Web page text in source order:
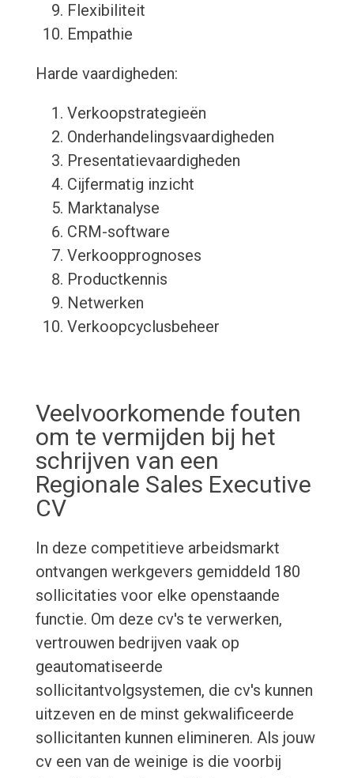
Flexibiliteit
Empathie
Harde vaardigheden:
Verkoopstrategieën
Onderhandelingsvaardigheden
Presentatievaardigheden
Cijfermatig inzicht
Marktanalyse
CRM-software
Verkoopprognoses
Productkennis
Netwerken
Verkoopcyclusbeheer
Veelvoorkomende fouten
om te vermijden bij het
schrijven van een
Regionale Sales Executive
CV
In deze competitieve arbeidsmarkt
ontvangen werkgevers gemiddeld 180
sollicitaties voor elke openstaande
functie. Om deze cv's te verwerken,
vertrouwen bedrijven vaak op
geautomatiseerde
sollicitantvolgsystemen, die cv's kunnen
uitzeven en de minst gekwalificeerde
sollicitanten kunnen elimineren. Als jouw
cv een van de weinige is die voorbij